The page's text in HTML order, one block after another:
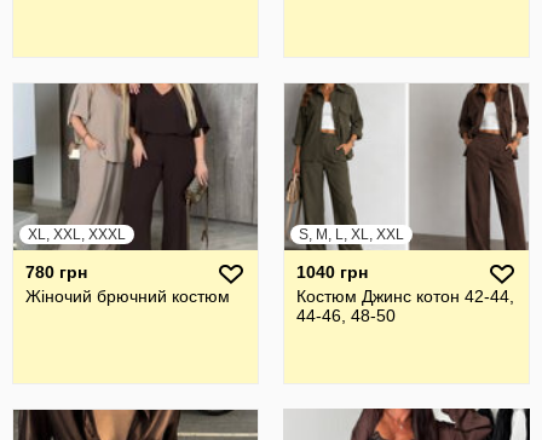
XL, XXL, XXXL
780 грн
Жiночий брючний костюм
S, M, L, XL, XXL
1040 грн
Костюм Джинс котон 42-44,
44-46, 48-50